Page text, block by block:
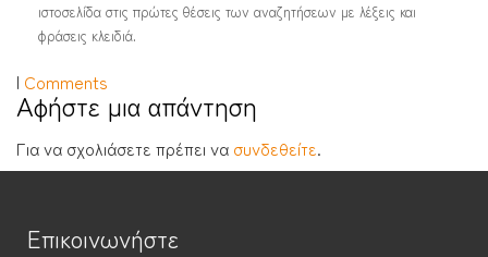
ιστοσελίδα στις πρώτες θέσεις των αναζητήσεων με λέξεις και
φράσεις κλειδιά.
| Comments
Αφήστε μια απάντηση
Για να σχολιάσετε πρέπει να συνδεθείτε.
Επικοινωνήστε